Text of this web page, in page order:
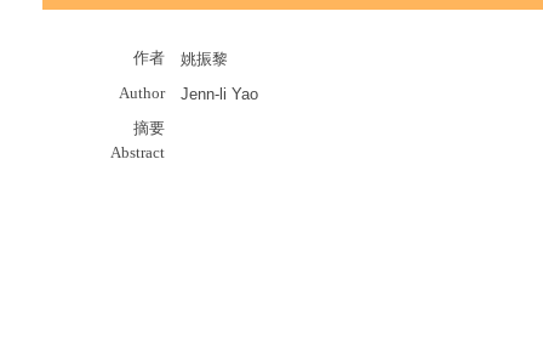
作者
姚振黎
Author
Jenn-li Yao
摘要
Abstract